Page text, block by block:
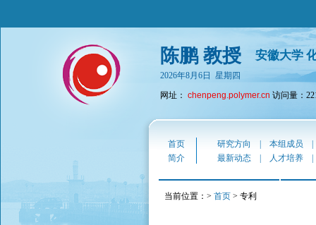
陈鹏 教授 安徽大学
2026年8月6日 星期四
网址： chenpeng.polymer.cn 访问量：
首页 研究方向 本组成员
简介
最新动态 人才培养
当前位置：> 首页 > 专利